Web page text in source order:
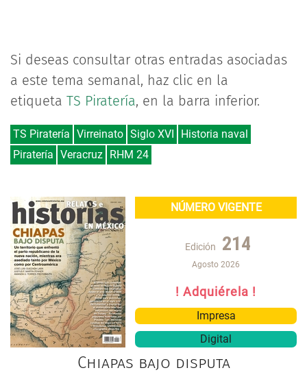
Si deseas consultar otras entradas asociadas
a este tema semanal, haz clic en la
etiqueta TS Piratería, en la barra inferior.
TS Piratería Virreinato Siglo XVI
Historia naval
Piratería Veracruz RHM 24
NÚMERO VIGENTE
Edición 214
Agosto 2026
! Adquiérela !
Impresa
Digital
Chiapas bajo disputa